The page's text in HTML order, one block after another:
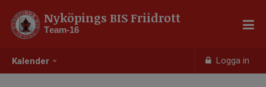
Kalender Logga in
Nyköpings BIS Friidrott
Team-16